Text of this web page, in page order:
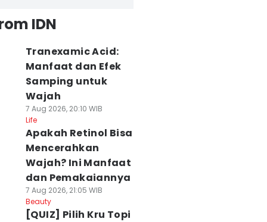
IDN
Tranexamic Acid:
Manfaat dan Efek
Samping untuk
Wajah
7 Aug 2026, 20:10 WIB
Life
Apakah Retinol Bisa
Mencerahkan
Wajah? Ini Manfaat
dan Pemakaiannya
7 Aug 2026, 21:05 WIB
Beauty
[QUIZ] Pilih Kru Topi